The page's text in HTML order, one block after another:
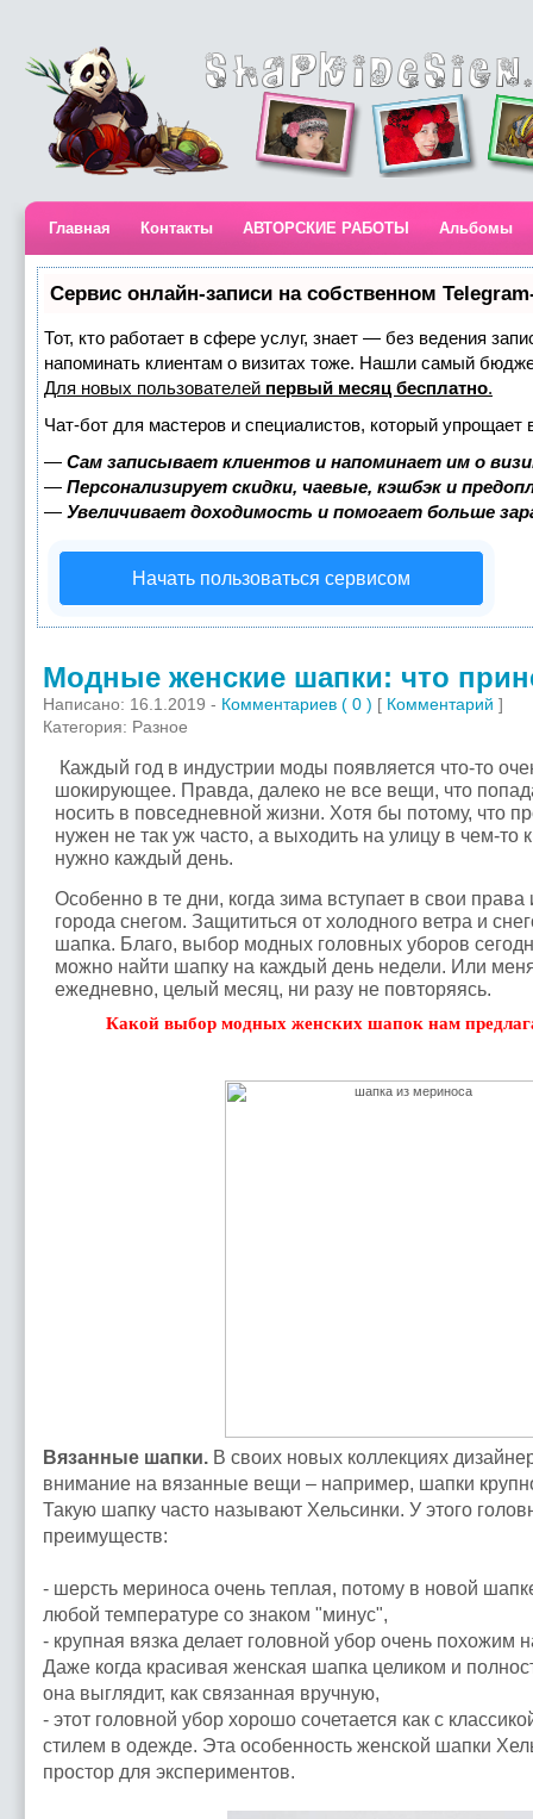
Главная Контакты АВТОРСКИЕ РАБОТЫ Альбомы
Сервис онлайн-записи на собственном
Тот, кто работает в сфере услуг, знает — без ведения
напоминать клиентам о визитах тоже. Нашли самый
Для новых пользователей первый месяц бесплатно.
Чат-бот для мастеров и специалистов, который упрощает
— Сам записывает клиентов и напоминает им о
— Персонализирует скидки, чаевые, кэшбэк и
— Увеличивает доходимость и помогает больше
Начать пользоваться сервисом
Модные женские шапки: что
Написано: 16.1.2019 - Комментариев ( 0 ) [ Комментарий ]
Категория: Разное
Каждый год в индустрии моды появляется что-то
шокирующее. Правда, далеко не все вещи, что
носить в повседневной жизни. Хотя бы потому, что
нужен не так уж часто, а выходить на улицу в чем-то
нужно каждый день.
Особенно в те дни, когда зима вступает в свои права
города снегом. Защититься от холодного ветра и
шапка. Благо, выбор модных головных уборов
можно найти шапку на каждый день недели. Или
ежедневно, целый месяц, ни разу не повторяясь.
Какой выбор модных женских шапок нам
Вязанные шапки. В своих новых коллекциях
внимание на вязанные вещи – например, шапки
Такую шапку часто называют Хельсинки. У этого
преимуществ:
- шерсть мериноса очень теплая, потому в новой
любой температуре со знаком "минус",
- крупная вязка делает головной убор очень похожим
Даже когда красивая женская шапка целиком и
она выглядит, как связанная вручную,
- этот головной убор хорошо сочетается как с
стилем в одежде. Эта особенность женской шапки
простор для экспериментов.